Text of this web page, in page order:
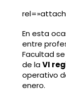
En esta
entre
Facultad
de laVI
operativo
enero.